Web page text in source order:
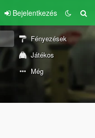
Bejelentkezés
Fényezések
Játékos
Még